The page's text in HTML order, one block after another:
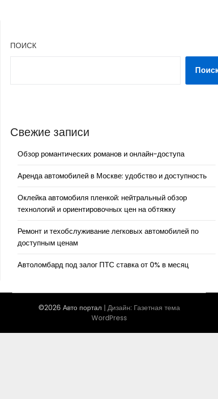
ПОИСК
Свежие записи
Обзор романтических романов и онлайн-доступа
Аренда автомобилей в Москве: удобство и доступность
Оклейка автомобиля пленкой: нейтральный обзор
технологий и ориентировочных цен на обтяжку
Ремонт и техобслуживание легковых автомобилей по
доступным ценам
Автоломбард под залог ПТС ставка от 0% в месяц
©2026 Авто портал | Дизайн: Газетная тема
WordPress